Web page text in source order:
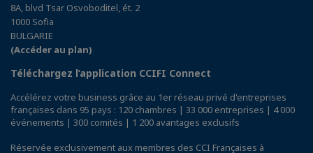
8A, blvd Tsar Osvoboditel, ét. 2
1000 Sofia
BULGARIE
(Accéder au plan)
Téléchargez l’application CCIFI Connect
Accélérez votre business grâce au 1er réseau privé d'entreprises
françaises dans 95 pays : 120 chambres | 33 000 entreprises | 4 000
événements | 300 comités | 1 200 avantages exclusifs
Réservée exclusivement aux membres des CCI Françaises à